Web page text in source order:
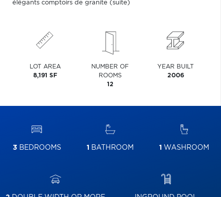
élégants comptoirs de granite (suite)
LOT AREA
8,191 SF
NUMBER OF
ROOMS
12
YEAR BUILT
2006
3 BEDROOMS 1 BATHROOM 1 WASHROOM